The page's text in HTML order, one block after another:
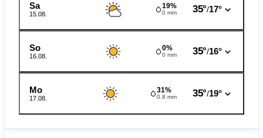
Sa
15.08.
19%
0 mm 35°/17°
So
16.08.
0%
0 mm 35°/16°
Mo
17.08.
31%
0.8 mm 35°/19°